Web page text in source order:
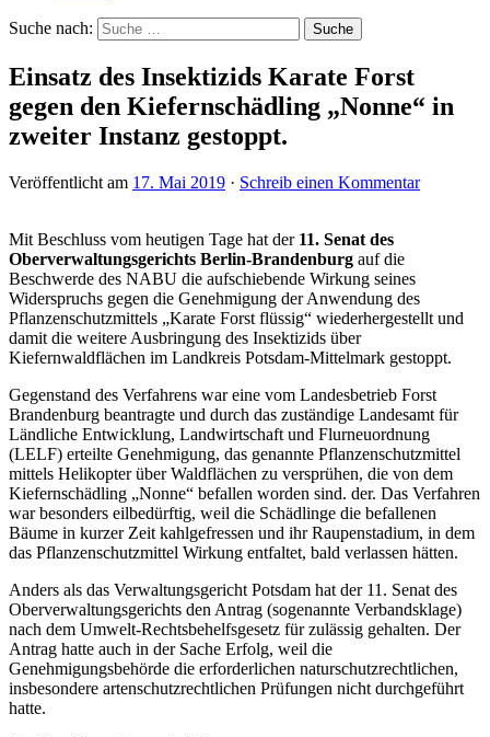
Suche nach:
Einsatz des Insektizids Karate Forst
gegen den Kiefernschädling „Nonne“ in
zweiter Instanz gestoppt.
Veröffentlicht am 17. Mai 2019 · Schreib einen Kommentar
Mit Beschluss vom heutigen Tage hat der 11. Senat des
Oberverwaltungsgerichts Berlin-Brandenburg auf die
Beschwerde des NABU die aufschiebende Wirkung seines
Widerspruchs gegen die Genehmigung der Anwendung des
Pflanzenschutzmittels „Karate Forst flüssig“ wiederhergestellt und
damit die weitere Ausbringung des Insektizids über
Kiefernwaldflächen im Landkreis Potsdam-Mittelmark gestoppt.
Gegenstand des Verfahrens war eine vom Landesbetrieb Forst
Brandenburg beantragte und durch das zuständige Landesamt für
Ländliche Entwicklung, Landwirtschaft und Flurneuordnung
(LELF) erteilte Genehmigung, das genannte Pflanzenschutzmittel
mittels Helikopter über Waldflächen zu versprühen, die von dem
Kiefernschädling „Nonne“ befallen worden sind. der. Das Verfahren
war besonders eilbedürftig, weil die Schädlinge die befallenen
Bäume in kurzer Zeit kahlgefressen und ihr Raupenstadium, in dem
das Pflanzenschutzmittel Wirkung entfaltet, bald verlassen hätten.
Anders als das Verwaltungsgericht Potsdam hat der 11. Senat des
Oberverwaltungsgerichts den Antrag (sogenannte Verbandsklage)
nach dem Umwelt-Rechtsbehelfsgesetz für zulässig gehalten. Der
Antrag hatte auch in der Sache Erfolg, weil die
Genehmigungsbehörde die erforderlichen naturschutzrechtlichen,
insbesondere artenschutzrechtlichen Prüfungen nicht durchgeführt
hatte.